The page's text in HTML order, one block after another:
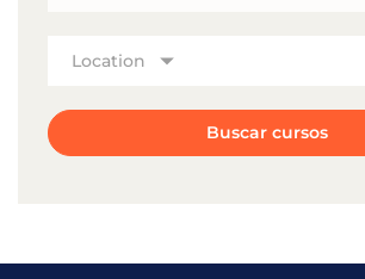
Location
Buscar cursos